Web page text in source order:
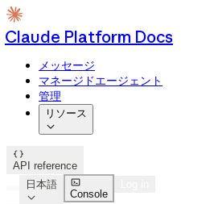
Claude Platform Docs
メッセージ
マネージドエージェント
管理
リソース


API reference
日本語


Console